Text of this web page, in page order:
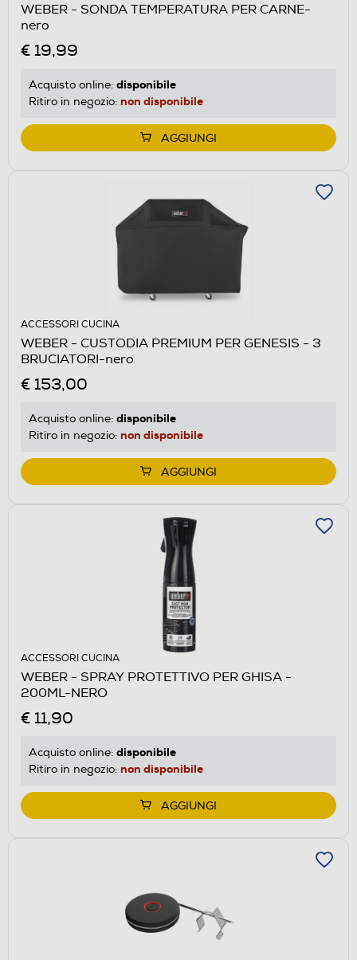
WEBER - SONDA TEMPERATURA PER CARNE-
nero
€ 19,99
Acquisto online: disponibile
Ritiro in negozio: non disponibile
AGGIUNGI
ACCESSORI CUCINA
WEBER - CUSTODIA PREMIUM PER GENESIS - 3
BRUCIATORI-nero
€ 153,00
Acquisto online: disponibile
Ritiro in negozio: non disponibile
AGGIUNGI
ACCESSORI CUCINA
WEBER - SPRAY PROTETTIVO PER GHISA -
200ML-NERO
€ 11,90
Acquisto online: disponibile
Ritiro in negozio: non disponibile
AGGIUNGI